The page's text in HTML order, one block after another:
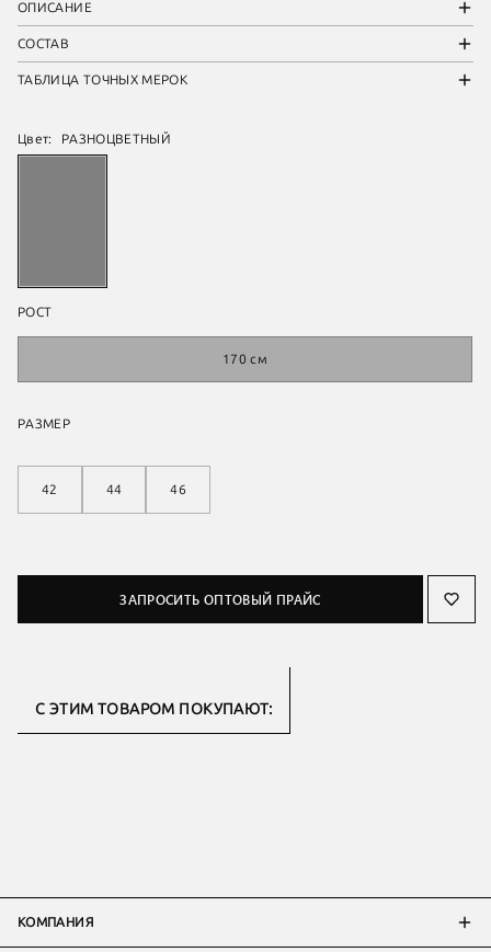
ОПИСАНИЕ
СОСТАВ
ТАБЛИЦА ТОЧНЫХ МЕРОК
Цвет: РАЗНОЦВЕТНЫЙ
РОСТ
170 см
РАЗМЕР
42 44 46
ЗАПРОСИТЬ ОПТОВЫЙ ПРАЙС
С ЭТИМ ТОВАРОМ ПОКУПАЮТ:
КОМПАНИЯ